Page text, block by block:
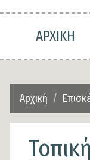
top-
Main
ΑΡΧΙΚΗ
Αρχική